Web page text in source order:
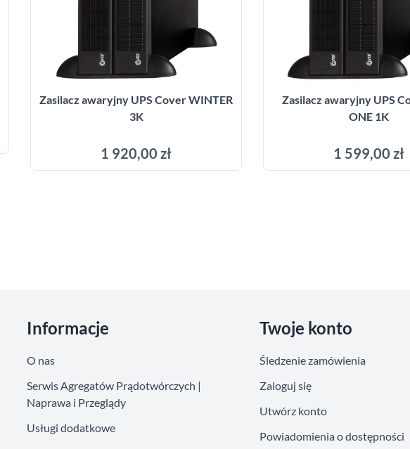
Zasilacz awaryjny UPS Cover WINTER
3K
1 920,00 zł
Zasilacz awaryjny UPS
ONE 1K
1 599,00 zł
Informacje
O nas
Serwis Agregatów Prądotwórczych |
Naprawa i Przeglądy
Usługi dodatkowe
Twoje konto
Śledzenie zamówienia
Zaloguj się
Utwórz konto
Powiadomienia o dostępności